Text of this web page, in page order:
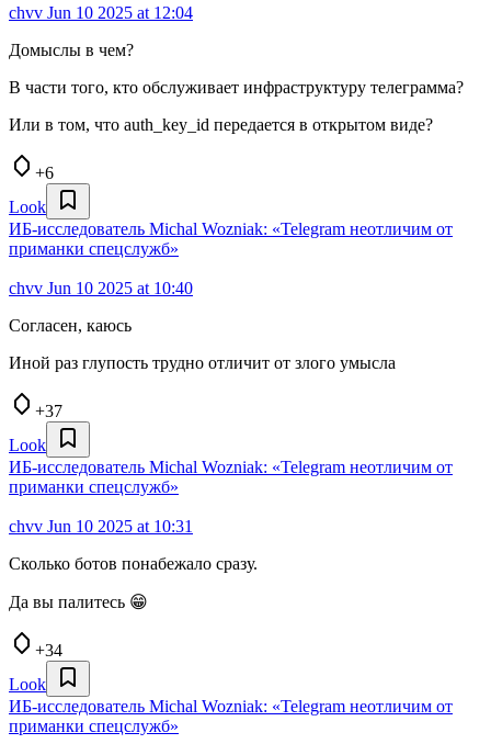
chvv Jun 10 2025 at 12:04
Домыслы в чем?
В части того, кто обслуживает инфраструктуру телеграмма?
Или в том, что auth_key_id передается в открытом виде?
+6
Look
ИБ-исследователь Michal Wozniak: «Telegram неотличим от
приманки спецслужб»
chvv Jun 10 2025 at 10:40
Согласен, каюсь
Иной раз глупость трудно отличит от злого умысла
+37
Look
ИБ-исследователь Michal Wozniak: «Telegram неотличим от
приманки спецслужб»
chvv Jun 10 2025 at 10:31
Сколько ботов понабежало сразу.
Да вы палитесь 😁
+34
Look
ИБ-исследователь Michal Wozniak: «Telegram неотличим от
приманки спецслужб»